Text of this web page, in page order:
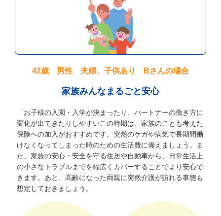
42歳 男性 夫婦、子供あり Bさんの場合
家族みんなまるごと安心
「お子様の入園・入学が決まったり、パートナーの働き方に
変化が出てきたりしやすいこの時期は、家族のことも考えた
保険への加入がおすすめです。突然のケガや病気で長期間働
けなくなってしまった時のための生活費に備えましょう。ま
た、家族の安心・安全を守る住居や自動車から、日常生活上
の小さなトラブルまでを幅広くカバーすることでより安心で
きます。 あと、高齢になった両親に突然介護が訪れる事態も
想定しておきましょう。